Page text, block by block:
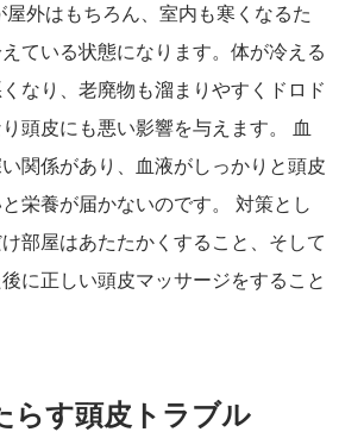
屋外はもちろん、室内も寒くなるた
ている状態になります。体が冷える
なり、老廃物も溜まりやすくドロド
頭皮にも悪い影響を与えます。 血
関係があり、血液がしっかりと頭皮
栄養が届かないのです。 対策とし
部屋はあたたかくすること、そして
に正しい頭皮マッサージをすること
らす頭皮トラブル